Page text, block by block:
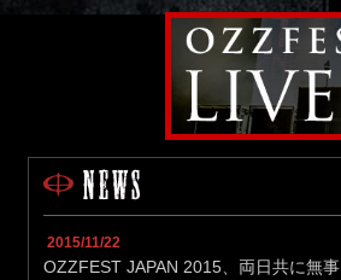
2015/11/22
OZZFEST JAPAN 2015、両日共に無事